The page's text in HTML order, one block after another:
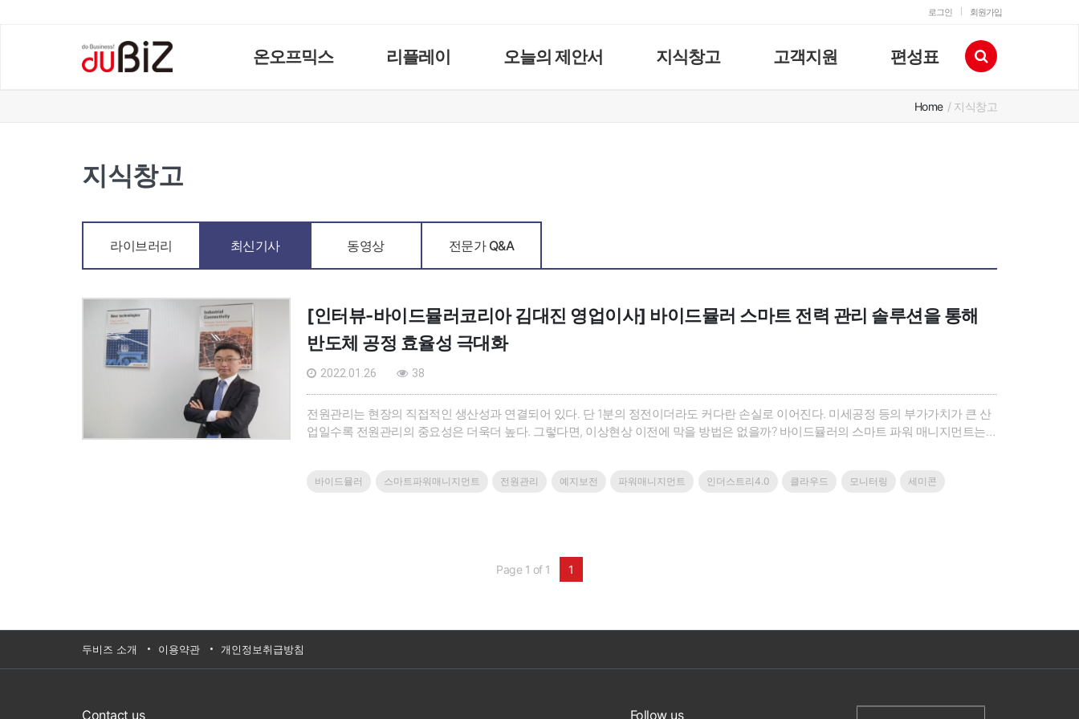
로그인 회원가입
온오프믹스 리플레이 오늘의 제안서 지식창고 고객지원 편성표
Home / 지식창고
지식창고
라이브러리 최신기사 동영상 전문가 Q&A
[인터뷰-바이드뮬러코리아 김대진 영업이사] 바이드뮬러 스마트 전력 관리 솔루션을 통해
반도체 공정 효율성 극대화
2022.01.26 38
전원관리는 현장의 직접적인 생산성과 연결되어 있다. 단 1분의 정전이더라도 커다란 손실로 이어진다. 미세공정 등의 부가가치가 큰 산
업일수록 전원관리의 중요성은 더욱더 높다. 그렇다면, 이상현상 이전에 막을 방법은 없을까? 바이드뮬러의 스마트 파워 매니지먼트는
바이드뮬러 스마트파워매니지먼트 전원관리 예지보전 파워매니지먼트 인더스트리4.0 클라우드 모니터링 세미콘
Page 1 of 1 1
두비즈 소개 이용약관 개인정보취급방침
Contact us Follow us